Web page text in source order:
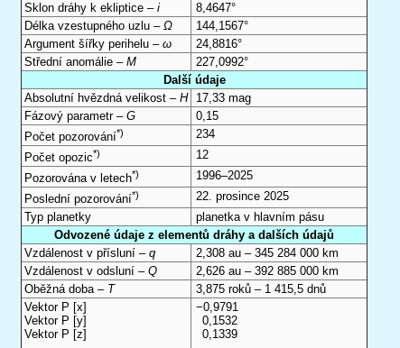
Sklon dráhy k ekliptice – i
8,4647°
Délka vzestupného uzlu – Ω
144,1567°
Argument šířky perihelu – ω
24,8816°
Střední anomálie – M
227,0992°
Další údaje
Absolutní hvězdná velikost – H
17,33 mag
Fázový parametr – G
0,15
Počet pozorování*)
234
Počet opozic*)
12
Pozorována v letech*)
1996–2025
Poslední pozorování*)
22. prosince 2025
Typ planetky
planetka v hlavním pásu
Odvozené údaje z elementů dráhy a dalších údajů
Vzdálenost v přísluní – q
2,308 au – 345 284 000 km
Vzdálenost v odsluní – Q
2,626 au – 392 885 000 km
Oběžná doba – T
3,875 roků – 1 415,5 dnů
Vektor P [x]
Vektor P [y]
Vektor P [z]
−0,9791
0,1532
0,1339